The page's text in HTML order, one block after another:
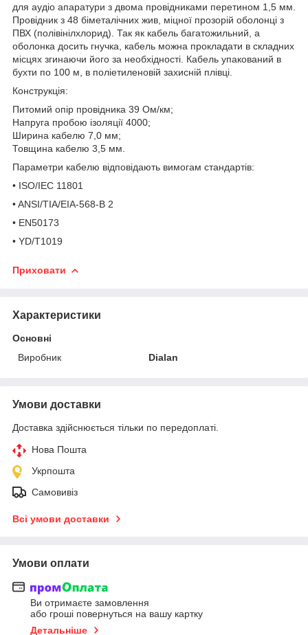
для аудіо апаратури з двома провідниками перетином 1,5 мм.
Провідник з 48 біметалічних жив, міцної прозорій оболонці з
ПВХ (полівінілхлорид). Так як кабель багатожильний, а
оболонка досить гнучка, кабель можна прокладати в складних
місцях згинаючи його за необхідності. Кабель упакований в
бухти по 100 м, в поліетиленовій захисній плівці.
Конструкція:
Питомий опір провідника 39 Ом/км;
Напруга пробою ізоляції 4000;
Ширина кабелю 7,0 мм;
Товщина кабелю 3,5 мм.
Параметри кабелю відповідають вимогам стандартів:
• ISO/IEC 11801
• ANSI/TIA/EIA-568-B 2
• EN50173
• YD/T1019
Приховати
Характеристики
Основні
Виробник
Dialan
Умови доставки
Доставка здійснюється тільки по передоплаті.
Нова Пошта
Укрпошта
Самовивіз
Всі умови доставки
Умови оплати
Ви отримаєте замовлення
або гроші повернуться на вашу картку
Детальніше